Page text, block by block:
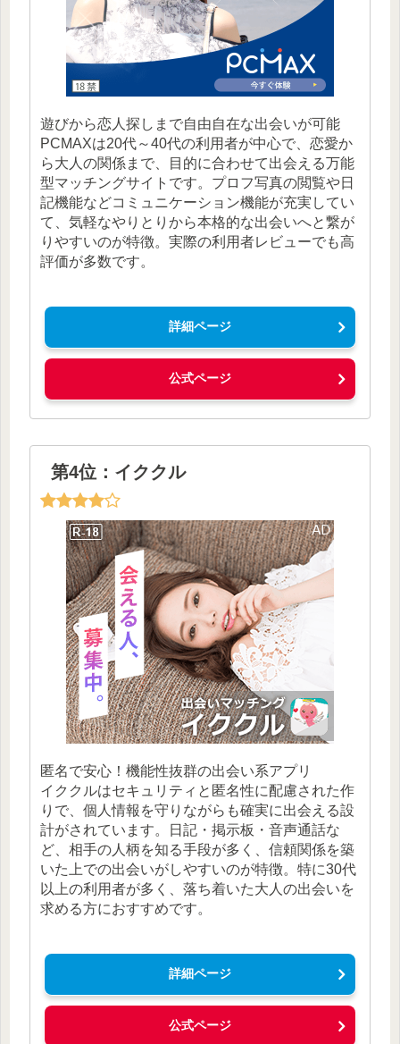
遊びから恋人探しまで自由自在な出会いが可能
PCMAXは20代～40代の利用者が中心で、恋愛か
ら大人の関係まで、目的に合わせて出会える万能
型マッチングサイトです。プロフ写真の閲覧や日
記機能などコミュニケーション機能が充実してい
て、気軽なやりとりから本格的な出会いへと繋が
りやすいのが特徴。実際の利用者レビューでも高
評価が多数です。
詳細ページ
公式ページ
第4位：イククル
匿名で安心！機能性抜群の出会い系アプリ
イククルはセキュリティと匿名性に配慮された作
りで、個人情報を守りながらも確実に出会える設
計がされています。日記・掲示板・音声通話な
ど、相手の人柄を知る手段が多く、信頼関係を築
いた上での出会いがしやすいのが特徴。特に30代
以上の利用者が多く、落ち着いた大人の出会いを
求める方におすすめです。
詳細ページ
公式ページ